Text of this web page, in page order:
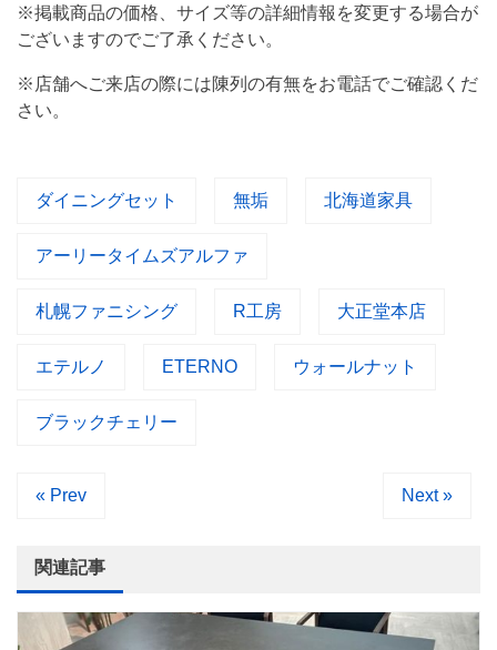
※掲載商品の価格、サイズ等の詳細情報を変更する場合が
ございますのでご了承ください。
※店舗へご来店の際には陳列の有無をお電話でご確認くだ
さい。
ダイニングセット 無垢 北海道家具
アーリータイムズアルファ
札幌ファニシング R工房 大正堂本店
エテルノ ETERNO ウォールナット
ブラックチェリー
« Prev Next »
関連記事